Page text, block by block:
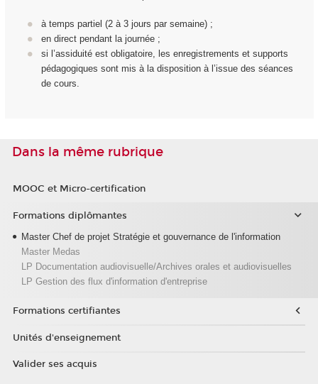
à temps partiel (2 à 3 jours par semaine) ;
en direct pendant la journée ;
si l’assiduité est obligatoire, les enregistrements et supports
pédagogiques sont mis à la disposition à l’issue des séances
de cours.
Dans la même rubrique
MOOC et Micro-certification
Formations diplômantes
Master Chef de projet Stratégie et gouvernance de l'information
Master Medas
LP Documentation audiovisuelle/Archives orales et audiovisuelles
LP Gestion des flux d'information d'entreprise
Formations certifiantes
Unités d'enseignement
Valider ses acquis